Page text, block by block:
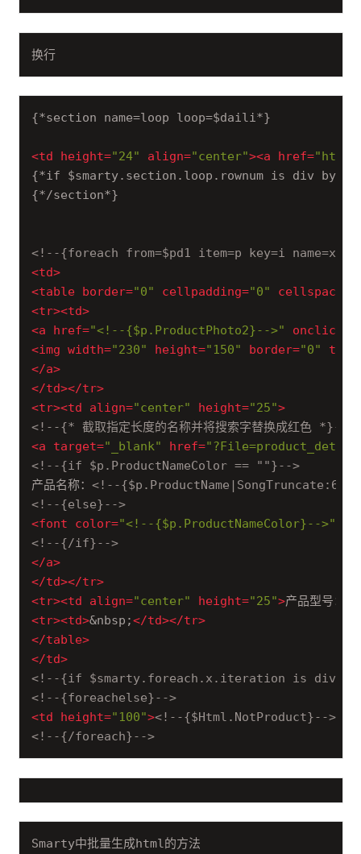
换行
{*section name=loop loop=$daili*}
<td height="24" align="center"><a href=
{*if $smarty.section.loop.rownum is div by
{*/section*}
<!--{foreach from=$pd1 item=p key=i name=x}--
<td>
<table border="0" cellpadding="0" cellspacing
<tr><td>
<a href="<!--{$p.ProductPhoto2}-->" onclick
<img width="230" height="150" border="0"
</a>
</td></tr>
<tr><td align="center" height="25">
<!--{* 截取指定长度的名称并将搜索字替换成红色 *}-->
<a target="_blank" href=
<!--{if $p.ProductNameColor == ""}-->
产品名称： <!--
<!--{else}-->
<font color="<!--{$p.ProductNameColor}-->"
<!--{/if}-->
</a>
</td></tr>
<tr><td align="center" height="25">产品型号：
<tr><td>&nbsp;</td></tr>
</table>
</td>
<!--{if $smarty.foreach.x.iteration is div by
<!--{foreachelse}-->
<td height="100"><!--{$Html.NotProduct}--></
<!--{/foreach}-->
Smarty中批量生成html的方法